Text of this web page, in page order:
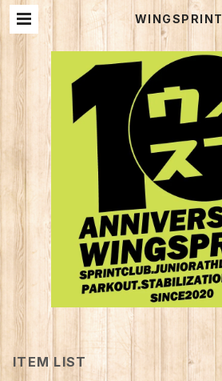
WINGSPRINT
ITEM LIST